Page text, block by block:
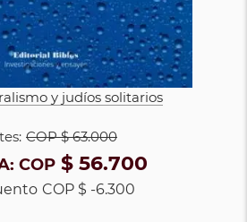
y judíos solitarios
COP$ 63.000
COP$ 56.700
COP $ -6.300